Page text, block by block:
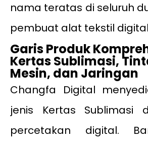
nama teratas di seluruh
pembuat alat tekstil
Garis Produk
Kertas Sublimasi,
Mesin, dan Jaringan
Changfa Digital
jenis Kertas Sublimasi
percetakan digital.